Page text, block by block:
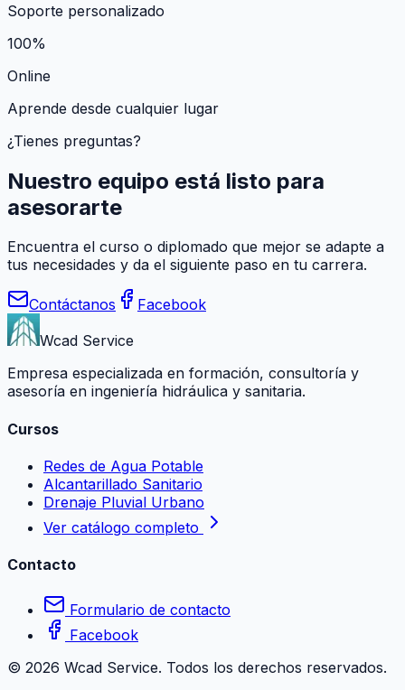
Soporte personalizado
100%
Online
Aprende desde cualquier lugar
¿Tienes preguntas?
Nuestro equipo está listo para
asesorarte
Encuentra el curso o diplomado que mejor se adapte a
tus necesidades y da el siguiente paso en tu carrera.
Contáctanos
Facebook
Wcad Service
Empresa especializada en formación, consultoría y
asesoría en ingeniería hidráulica y sanitaria.
Cursos
Redes de Agua Potable
Alcantarillado Sanitario
Drenaje Pluvial Urbano
Ver catálogo completo
Contacto
Formulario de contacto
Facebook
© 2026 Wcad Service. Todos los derechos reservados.